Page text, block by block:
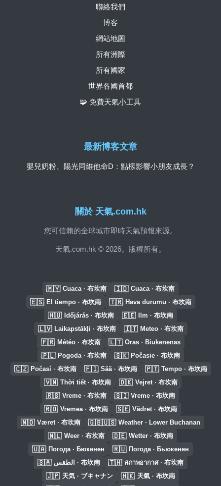
關於 天氣.com.hk
您可信賴的全球城市即時天氣預報來源。
天氣.com.hk © 2026。版權所有。
聯絡我們
博客
網站地圖
所有洲際
所有國家
世界各國首都
🧩 免費天氣小工具
最新博客文章
嬰兒奶粉、陽光同維他命D：點樣影響小朋友成長？
🇲🇾 Cuaca · 布坎南 🇮🇩 Cuaca · 布坎南
🇪🇸 El tiempo · 布坎南 🇹🇷 Hava durumu · 布坎南
🇭🇺 Időjárás · 布坎南 🇪🇪 Ilm · 布坎南
🇱🇻 Laikapstākļi · 布坎南 🇮🇹 Meteo · 布坎南
🇫🇷 Météo · 布坎南 🇱🇹 Oras · Biukenenas
🇵🇱 Pogoda · 布坎南 🇸🇰 Počasie · 布坎南
🇨🇿 Počasí · 布坎南 🇫🇮 Sää · 布坎南 🇵🇹 Tempo · 布坎南
🇻🇳 Thời tiết · 布坎南 🇩🇰 Vejret · 布坎南
🇷🇸 Vreme · 布坎南 🇸🇮 Vreme · 布坎南
🇷🇴 Vremea · 布坎南 🇸🇪 Vädret · 布坎南
🇳🇴 Været · 布坎南 🇬🇧🇺🇸 Weather · Lower Buchanan
🇳🇱 Weer · 布坎南 🇩🇪 Wetter · 布坎南
🇺🇦 Погода · Бюкенен 🇷🇺 Погода · Бьюкенен
🇸🇦 الطقس · 布坎南 🇹🇭 สภาพอากาศ · 布坎南
🇯🇵 天気 · ブキャナン 🇭🇰 天氣 · 布坎南